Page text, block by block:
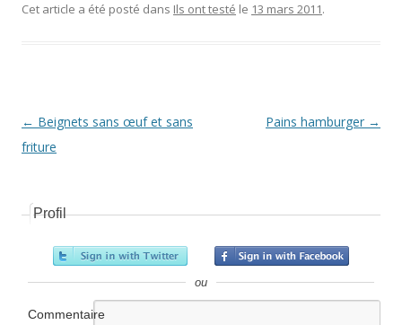
Cet article a été posté dans Ils ont testé le 13 mars 2011.
Navigation Article
← Beignets sans œuf et sans
friture
Pains hamburger →
Profil
ou
Commentaire